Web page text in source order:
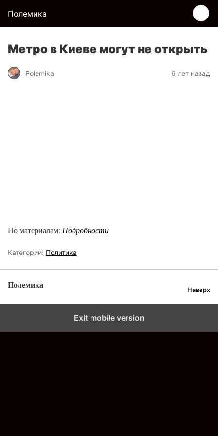
Полемика
Метро в Киеве могут не открыть
Polemika 6 лет назад
По материалам: Подробности
Категории: Политика
Полемика Наверх
Exit mobile version